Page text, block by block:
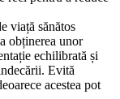
viață sănătos
obținerea unor
echilibrată și
Evită
acestea pot